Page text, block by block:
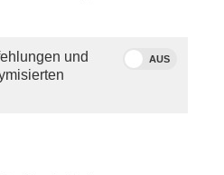
E-Mail.
Aufgrund der
nicht mehr so lange
und
AUS